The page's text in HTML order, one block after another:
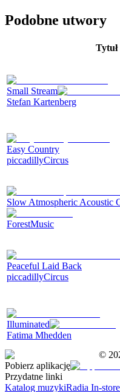
Podobne utwory
Tytuł
Small Stream
Stefan Kartenberg
Easy Country
piccadillyCircus
Slow Atmospheric Acoustic
ForestMusic
Peaceful Laid Back
piccadillyCircus
Illuminated
Fatima Mhedden
©
Pobierz aplikację
Przydatne linki
Katalog muzykiRadia In-store